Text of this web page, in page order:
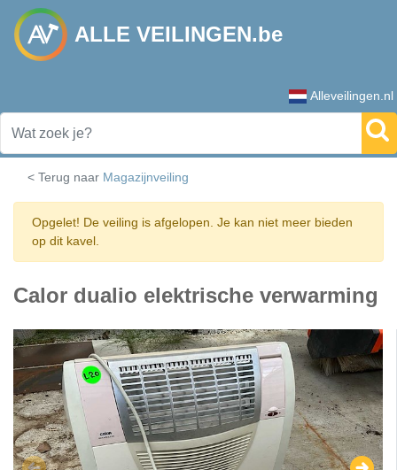
ALLE VEILINGEN.be
Alleveilingen.nl
< Terug naar Magazijnveiling
Opgelet! De veiling is afgelopen. Je kan niet meer bieden
op dit kavel.
Calor dualio elektrische verwarming